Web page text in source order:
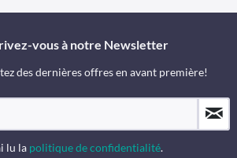
vous à notre Newsletter
des dernières offres en avant première!
lu la politique de confidentialité.